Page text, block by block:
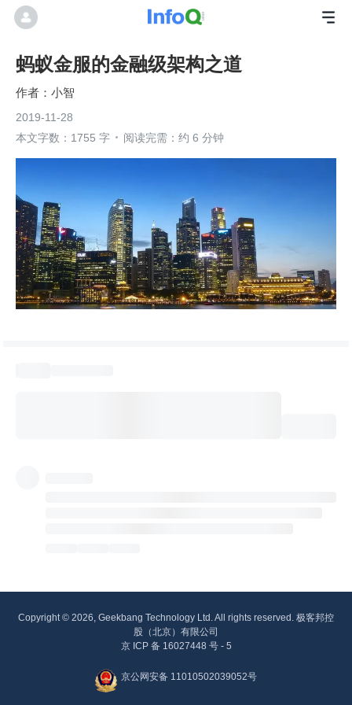
蚂蚁金服的金融级架构之道
小智
2019-11-28
本文字数：1755 字
阅读完需：约 6 分钟
Copyright © 2026, Geekbang Technology Ltd. All rights reserved. 极客邦控
股（北京）有限公司
京 ICP 备 16027448 号 - 5
京公网安备 11010502039052号